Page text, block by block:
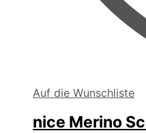
Auf die Wunschliste
nice Merino